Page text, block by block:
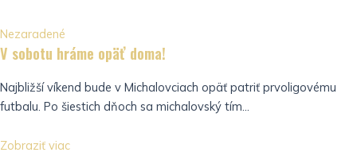
Nezaradené
V sobotu hráme opäť doma!
Najbližší víkend bude v Michalovciach opäť patriť prvoligovému
futbalu. Po šiestich dňoch sa michalovský tím...
Zobraziť viac